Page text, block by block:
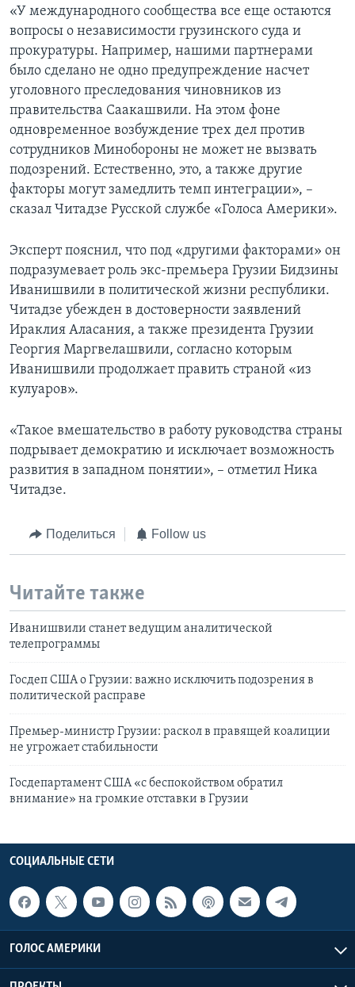
«У международного сообщества все еще остаются
вопросы о независимости грузинского суда и
прокуратуры. Например, нашими партнерами
было сделано не одно предупреждение насчет
уголовного преследования чиновников из
правительства Саакашвили. На этом фоне
одновременное возбуждение трех дел против
сотрудников Минобороны не может не вызвать
подозрений. Естественно, это, а также другие
факторы могут замедлить темп интеграции», –
сказал Читадзе Русской службе «Голоса Америки».
Эксперт пояснил, что под «другими факторами» он
подразумевает роль экс-премьера Грузии Бидзины
Иванишвили в политической жизни республики.
Читадзе убежден в достоверности заявлений
Ираклия Аласания, а также президента Грузии
Георгия Маргвелашвили, согласно которым
Иванишвили продолжает править страной «из
кулуаров».
«Такое вмешательство в работу руководства страны
подрывает демократию и исключает возможность
развития в западном понятии», – отметил Ника
Читадзе.
Поделиться Follow us
Читайте также
Иванишвили станет ведущим аналитической
телепрограммы
Госдеп США о Грузии: важно исключить подозрения в
политической расправе
Премьер-министр Грузии: раскол в правящей коалиции
не угрожает стабильности
Госдепартамент США «с беспокойством обратил
внимание» на громкие отставки в Грузии
СОЦИАЛЬНЫЕ СЕТИ
ГОЛОС АМЕРИКИ